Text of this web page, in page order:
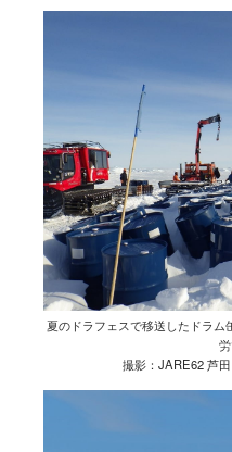
夏のドラフェスで移送したドラ
撮影：JARE62 芦田